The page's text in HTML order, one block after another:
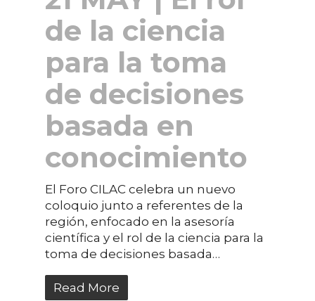
de la ciencia
para la toma
de decisiones
basada en
conocimiento
El Foro CILAC celebra un nuevo
coloquio junto a referentes de la
región, enfocado en la asesoría
científica y el rol de la ciencia para la
toma de decisiones basada…
Read More